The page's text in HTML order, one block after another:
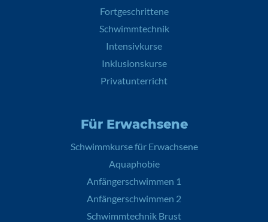
Fortgeschrittene
Schwimmtechnik
Intensivkurse
Inklusionskurse
Privatunterricht
Für Erwachsene
Schwimmkurse für Erwachsene
Aquaphobie
Anfängerschwimmen 1
Anfängerschwimmen 2
Schwimmtechnik Brust